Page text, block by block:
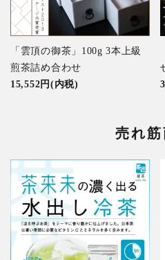
「雲頂の御茶」100g 3本上級
煎茶詰め合わせ
15,552円(内税)
売れ筋